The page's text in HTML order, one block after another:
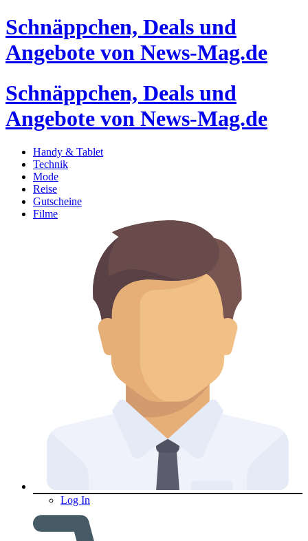
Schnäppchen, Deals und
Angebote von News-Mag.de
Schnäppchen, Deals und
Angebote von News-Mag.de
Handy & Tablet
Technik
Mode
Reise
Gutscheine
Filme
Log In